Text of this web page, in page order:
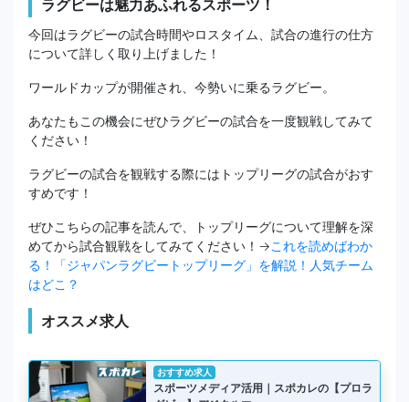
ラグビーは魅力あふれるスポーツ！
今回はラグビーの試合時間やロスタイム、試合の進行の仕方
について詳しく取り上げました！
ワールドカップが開催され、今勢いに乗るラグビー。
あなたもこの機会にぜひラグビーの試合を一度観戦してみて
ください！
ラグビーの試合を観戦する際にはトップリーグの試合がおす
すめです！
ぜひこちらの記事を読んで、トップリーグについて理解を深
めてから試合観戦をしてみてください！→これを読めばわか
る！「ジャパンラグビートップリーグ」を解説！人気チーム
はどこ？
オススメ求人
おすすめ求人
スポーツメディア活用｜スポカレの【プロラ